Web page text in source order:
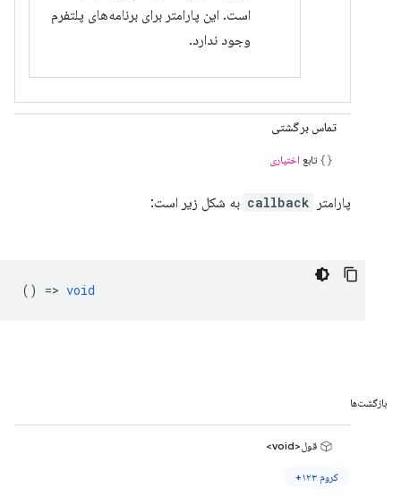
است. این پارامتر برای برنامه‌های پلتفرم
وجود ندارد.
تماس برگشتی
تابع اختیاری
پارامتر callback به شکل زیر است:
() => void
بازگشت‌ها
قول<void>
کروم ۱۲۳+